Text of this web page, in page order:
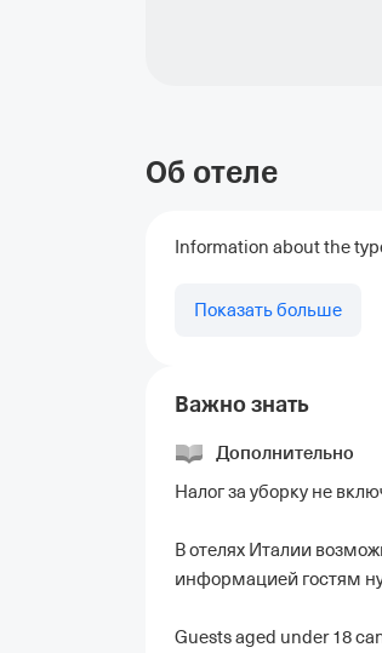
Об отеле
Information about the
Показать больше
Важно знать
Дополнительно
Налог за уборку не
В отелях Италии
информацией гостям
Guests aged under 18